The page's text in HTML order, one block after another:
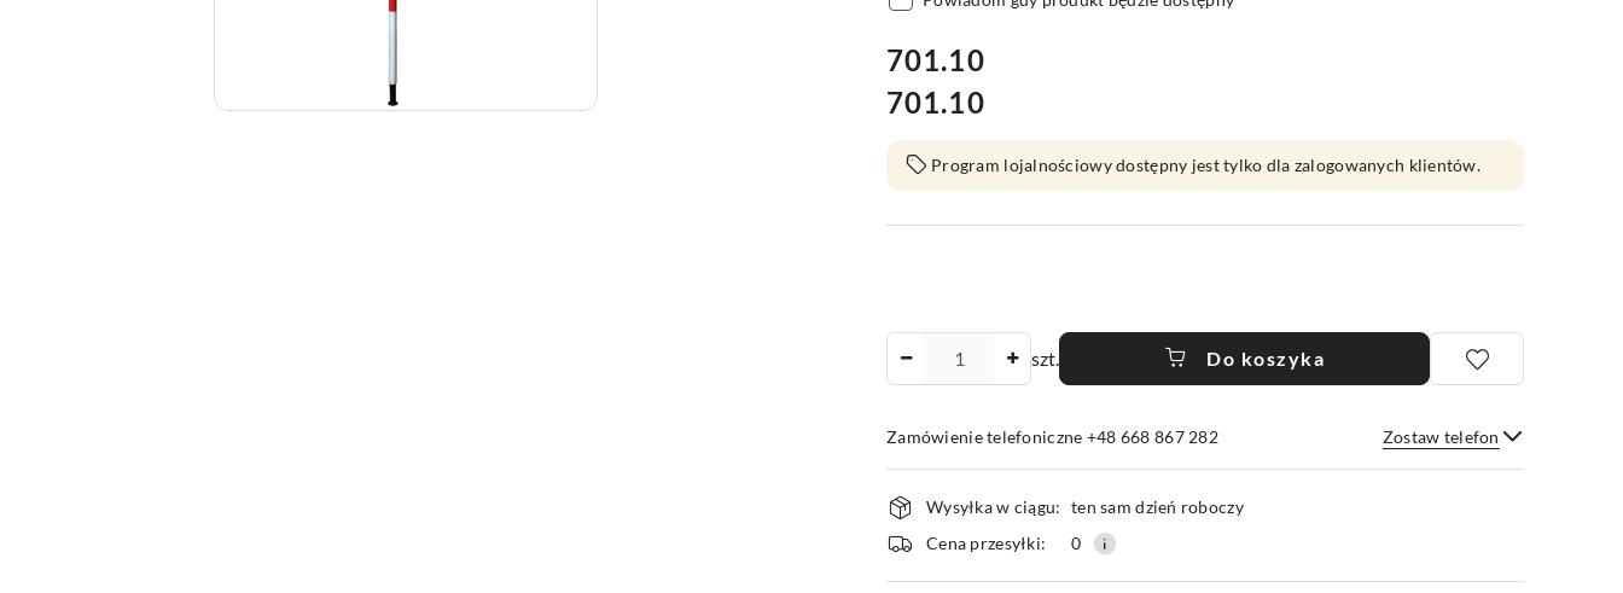
cena:
701.10
Cena:
701.10
Program lojalnościowy dostępny jest tylko dla zalogowanych klientów.
szt. Do koszyka
Zamówienie telefoniczne +48 668 867 282 Zostaw telefon
Wyślij
Dostępność
i
dostawa
Wysyłka w ciągu: ten sam dzień roboczy
Cena przesyłki:
0